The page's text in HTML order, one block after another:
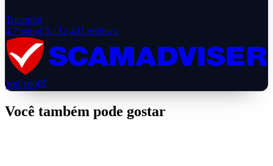
Trustpilot
4.7 out of 5 · 12,431 reviews
100/100
Você também pode gostar